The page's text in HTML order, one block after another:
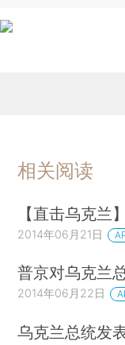
相关阅读
【直击乌克兰
2014年06月21日
普京对乌克兰
2014年06月22日
乌克兰总统发